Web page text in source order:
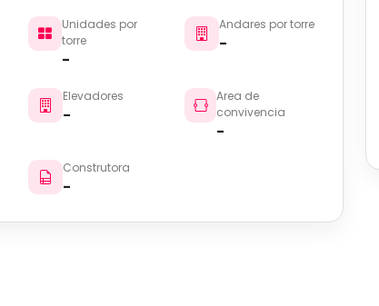
Unidades por
torre
-
Andares por torre
-
Elevadores
-
Area de
convivencia
-
Construtora
-